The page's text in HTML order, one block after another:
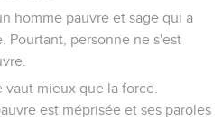
homme pauvre et sage qui a
Pourtant, personne ne s'est
vaut mieux que la force.
est méprisée et ses paroles